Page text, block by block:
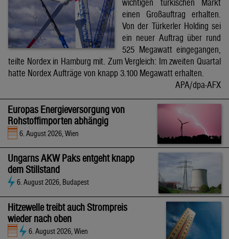
wichtigen türkischen Markt
einen Großauftrag erhalten.
Von der Türkerler Holding sei
ein neuer Auftrag über rund
525 Megawatt eingegangen,
teilte Nordex in Hamburg mit. Zum Vergleich: Im zweiten Quartal
hatte Nordex Aufträge von knapp 3.100 Megawatt erhalten.
APA/dpa-AFX
Europas Energieversorgung von
Rohstoffimporten abhängig
6. August 2026, Wien
Ungarns AKW Paks entgeht knapp
dem Stillstand
6. August 2026, Budapest
Hitzewelle treibt auch Strompreis
wieder nach oben
6. August 2026, Wien